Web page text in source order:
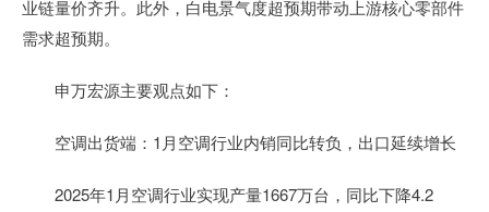
业链量价齐升。此外，白电景气度超预期带动上游核心零部件
需求超预期。
申万宏源主要观点如下：
空调出货端：1月空调行业内销同比转负，出口延续增长
2025年1月空调行业实现产量1667万台，同比下降4.2